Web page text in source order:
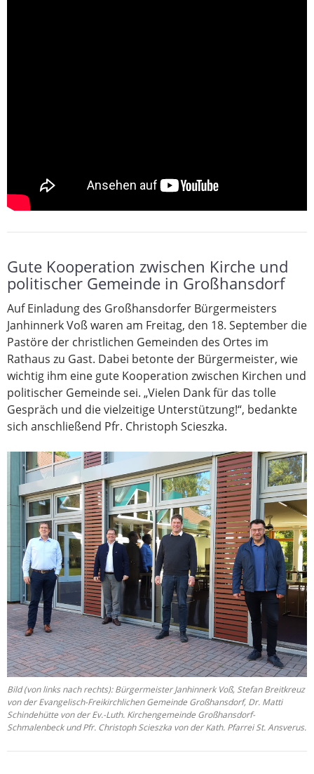
Gute Kooperation zwischen Kirche und
politischer Gemeinde in Großhansdorf
Auf Einladung des Großhansdorfer Bürgermeisters
Janhinnerk Voß waren am Freitag, den 18. September die
Pastöre der christlichen Gemeinden des Ortes im
Rathaus zu Gast. Dabei betonte der Bürgermeister, wie
wichtig ihm eine gute Kooperation zwischen Kirchen und
politischer Gemeinde sei. „Vielen Dank für das tolle
Gespräch und die vielzeitige Unterstützung!“, bedankte
sich anschließend Pfr. Christoph Scieszka.
Bild (von links nach rechts): Bürgermeister Janhinnerk Voß, Stefan Breitkreuz
von der Evangelisch-Freikirchlichen Gemeinde Großhansdorf, Dr. Matti
Schindehütte von der Ev.-Luth. Kirchengemeinde Großhansdorf-
Schmalenbeck und Pfr. Christoph Scieszka von der Kath. Pfarrei St. Ansverus.